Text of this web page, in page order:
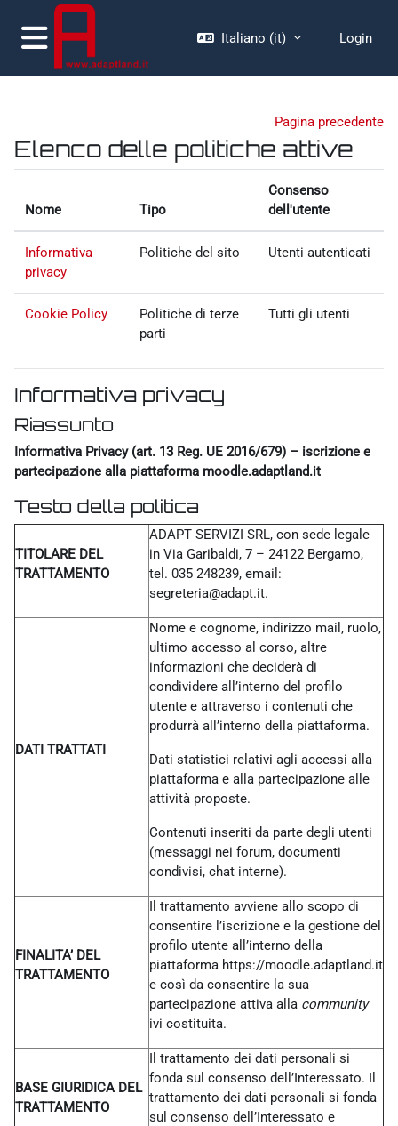
Vai al contenuto principale
Pannello laterale
Italiano ‎(it)‎ Login
Pagina precedente
Elenco delle politiche attive
Nome Tipo
Consenso
dell'utente
Informativa
privacy
Politiche del sito Utenti autenticati
Cookie Policy
Politiche di terze
parti
Tutti gli utenti
Informativa privacy
Riassunto
Informativa Privacy (art. 13 Reg. UE 2016/679) – iscrizione e
partecipazione alla piattaforma moodle.adaptland.it
Testo della politica
TITOLARE DEL
TRATTAMENTO
ADAPT SERVIZI SRL, con sede legale
in Via Garibaldi, 7 – 24122 Bergamo,
tel. 035 248239, email:
segreteria@adapt.it.
DATI TRATTATI
Nome e cognome, indirizzo mail, ruolo,
ultimo accesso al corso, altre
informazioni che deciderà di
condividere all’interno del profilo
utente e attraverso i contenuti che
produrrà all’interno della piattaforma.
Dati statistici relativi agli accessi alla
piattaforma e alla partecipazione alle
attività proposte.
Contenuti inseriti da parte degli utenti
(messaggi nei forum, documenti
condivisi, chat interne).
FINALITA’ DEL
TRATTAMENTO
Il trattamento avviene allo scopo di
consentire l’iscrizione e la gestione del
profilo utente all’interno della
piattaforma https://moodle.adaptland.it
e così da consentire la sua
partecipazione attiva alla community
ivi costituita.
BASE GIURIDICA DEL
TRATTAMENTO
Il trattamento dei dati personali si
fonda sul consenso dell’Interessato. Il
trattamento dei dati personali si fonda
sul consenso dell’Interessato e